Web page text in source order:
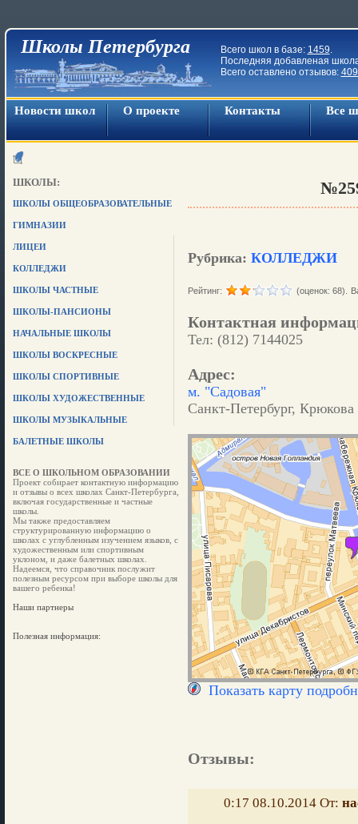
Школы Петербурга Всего школ в базе: 1459.
Последняя добавленая
Всего оставлено отзывов:
Новости школ О проекте Контакты Все
ШКОЛЫ:
ШКОЛЫ ОБЩЕОБРАЗОВАТЕЛЬНЫЕ
ГИМНАЗИИ
ЛИЦЕИ
КОЛЛЕДЖИ
ШКОЛЫ ЧАСТНЫЕ
ШКОЛЫ-ПАНСИОНЫ
НАЧАЛЬНЫЕ ШКОЛЫ
ШКОЛЫ ВОСКРЕСНЫЕ
ШКОЛЫ СПОРТИВНЫЕ
ШКОЛЫ ХУДОЖЕСТВЕННЫЕ
ШКОЛЫ МУЗЫКАЛЬНЫЕ
БАЛЕТНЫЕ ШКОЛЫ
ВСЕ О ШКОЛЬНОМ ОБРАЗОВАНИИ
Проект собирает контактную информацию
и отзывы о всех школах Санкт-Петербурга,
включая государственные и частные
школы.
Мы также предоставляем
структурированную информацию о
школах с углубленным изучением языков, с
художественным или спортивным
уклоном, и даже балетных школах.
Надеемся, что справочник послужит
полезным ресурсом при выборе школы для
вашего ребенка!
Наши партнеры
Полезная информация:
Рубрика: КОЛЛЕДЖИ
Рейтинг: (оценок: 68).
Контактная
Тел: (812) 7144025
Адрес:
м. "Садовая"
Санкт-Петербург, Крюкова
Показать карту
Отзывы:
0:17 08.10.2014 От: